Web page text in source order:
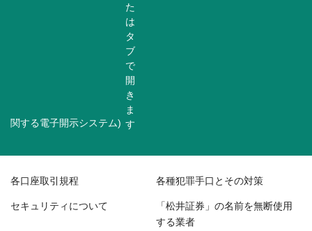
関する電子開示システム)
各口座取引規程 各種犯罪手口とその対策
セキュリティについて 「松井証券」の名前を無断使用
する業者